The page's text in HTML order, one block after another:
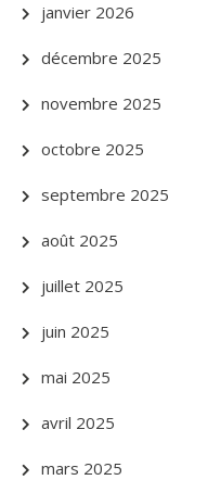
janvier 2026
décembre 2025
novembre 2025
octobre 2025
septembre 2025
août 2025
juillet 2025
juin 2025
mai 2025
avril 2025
mars 2025